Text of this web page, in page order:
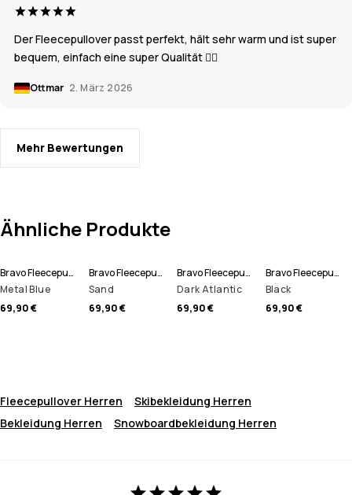
Der Fleecepullover passt perfekt, hält sehr warm und ist super
bequem, einfach eine super Qualität 👍🏼
Ottmar 2. März 2026
Mehr Bewertungen
Ähnliche Produkte
Bravo Fleecepullover Herren
Metal Blue
69,90 €
Bravo Fleecepullover Herren
Sand
69,90 €
Bravo Fleecepullover Herren
Dark Atlantic
69,90 €
Bravo Fleecepullover Herren
Black
69,90 €
Fleecepullover Herren
Skibekleidung Herren
Bekleidung Herren
Snowboardbekleidung Herren